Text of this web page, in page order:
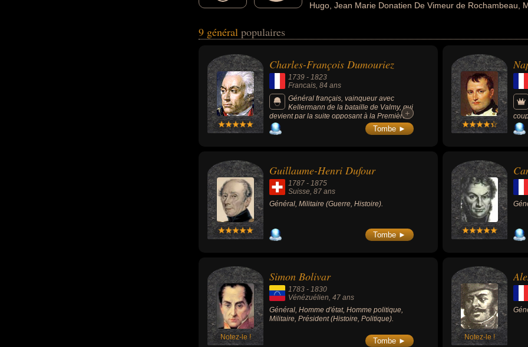
Hugo, Jean Marie Donatien De Vimeur de Rochambeau,
également avoir été militaire, empereur, homme d'état, homme politique, président,
9 général populaires
Charles-François Dumouriez
1739 - 1823
Francais, 84 ans
Général français, vainqueur avec
Kellermann de la bataille de Valmy, qui
devient par la suite opposant à la Première
République française.
+
+
Tombe ►
Pie
ou
Sa
Guillaume-Henri Dufour
1787 - 1875
Suisse, 87 ans
Général, Militaire (Guerre, Histoire).
Tombe ►
Notez-le !
Simon Bolivar
1783 - 1830
Vénézuélien, 47 ans
Général, Homme d'état, Homme politique,
Militaire, Président (Histoire, Politique).
Tombe ► Notez-le !